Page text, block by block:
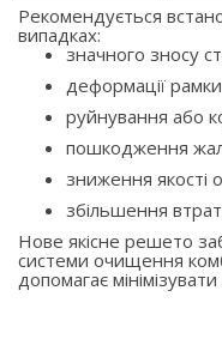
Рекомендується
випадках:
значного зносу
деформації рамки
руйнування або
пошкодження
зниження якості
збільшення
Нове якісне решето
системи очищення
допомагає